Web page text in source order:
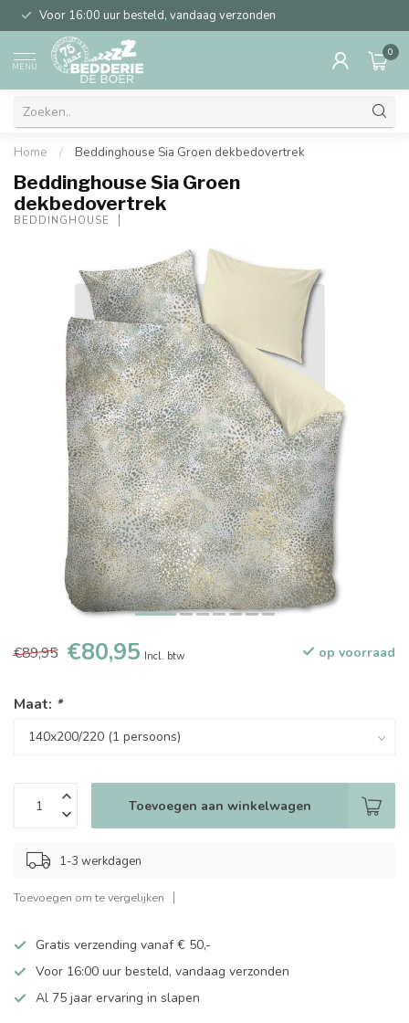
Voor 16:00 uur besteld, vandaag verzonden
MENU
0
Home / Beddinghouse Sia Groen dekbedovertrek
Beddinghouse Sia Groen
dekbedovertrek
BEDDINGHOUSE
€89,95 €80,95 Incl. btw op voorraad
Maat: *
Toevoegen aan winkelwagen
1-3 werkdagen
Toevoegen om te vergelijken
Gratis verzending vanaf € 50,-
Voor 16:00 uur besteld, vandaag verzonden
Al 75 jaar ervaring in slapen